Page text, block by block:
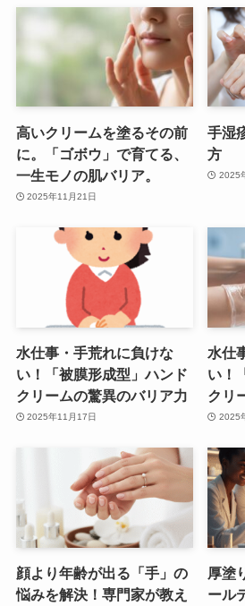
高いクリームを塗るその前
に。「ゴボウ」で育てる、
一生モノの肌バリア。
2025年11月21日
手湿
方
2025
水仕事・手荒れに負けな
い！「被膜形成型」ハンド
クリームの驚異のバリア力
2025年11月17日
水仕
い！
クリ
2025
顔より年齢が出る「手」の
悩みを解決！専門家が教え
厚塗
ール